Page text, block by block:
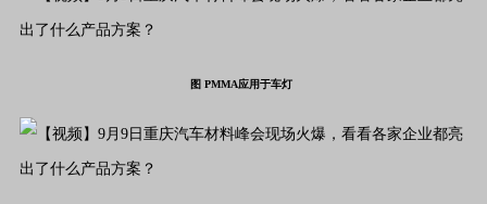
图 PMMA应用于车灯